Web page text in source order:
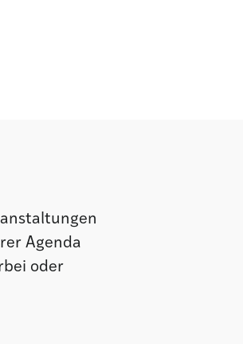
Agenda
oder